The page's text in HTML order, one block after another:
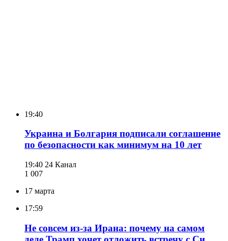
19:40
Украина и Болгария подписали соглашение
по безопасности как минимум на 10 лет
19:40 24 Канал
1 007
17 марта
17:59
Не совсем из-за Ирана: почему на самом